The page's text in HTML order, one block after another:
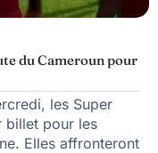
du Cameroun pour
les Super
billet pour les
Elles affronteront